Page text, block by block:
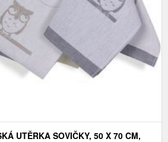
UTĚRKA SOVIČKY, 50 X 70 CM,